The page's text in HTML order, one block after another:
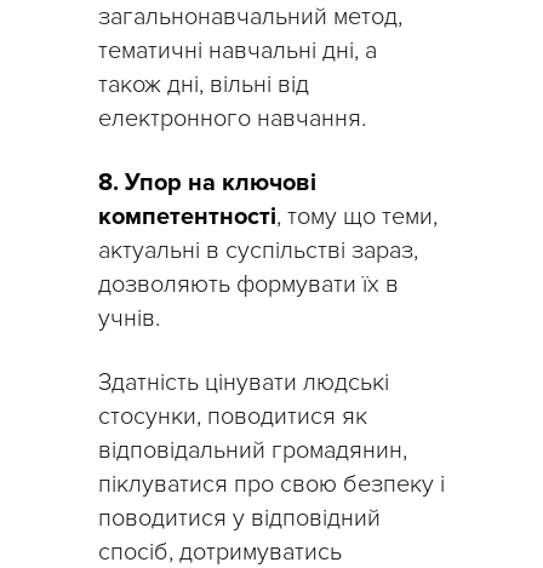
загальнонавчальний метод,
тематичні навчальні дні, а
також дні, вільні від
електронного навчання.
8. Упор на ключові
компетентності, тому що теми,
актуальні в суспільстві зараз,
дозволяють формувати їх в
учнів.
Здатність цінувати людські
стосунки, поводитися як
відповідальний громадянин,
піклуватися про свою безпеку і
поводитися у відповідний
спосіб, дотримуватись